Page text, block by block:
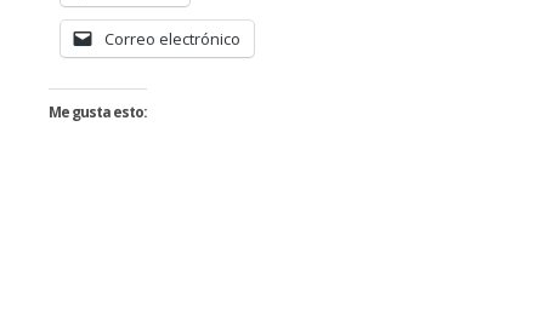
Correo electrónico
Me gusta esto: